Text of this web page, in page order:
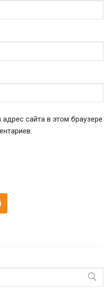
сайта в этом браузере